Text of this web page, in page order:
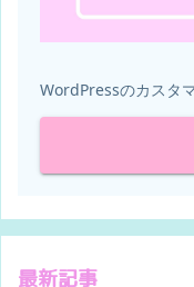
WordPressのカスタ
最新記事